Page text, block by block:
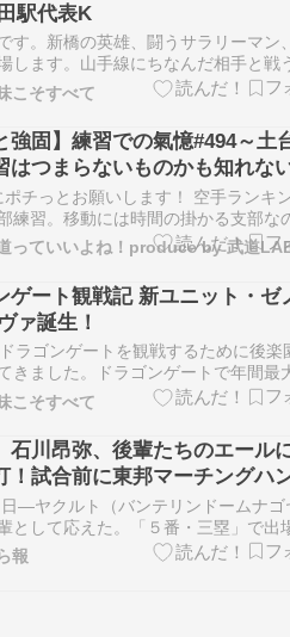
駅代表K
す。新橋の英雄、闘うサラリーマン
します。山手線にちなんだ相手と戦
研修、山手線迷勝負数え唄、第４弾
ですか、戦いのタイトルが長いよ。
傘でゴルフのスイングをする新橋二
試合前のマイクです。新橋二郎…
こそすべて
強固】練習での氣憶#494～土
はつまらないものかも知れな
いてくる～
ポチっとお願いします！ 空手ランキ
練習。移動には時間の掛かる支部な
びながらの移動でした。早めに出て
らの移動でしたがいつもの同じ様な
。着いてから作業しておりました。
（笑） 支部練習の前に全日…
っていいよね！produce by 武道
ゲート観戦記 新ユニット・ゼ
ァ誕生！
ラゴンゲートを観戦するために後楽
きました。ドラゴンゲートで年間最
戸ワールド記念ホール大会が終わり
闘いが始まります。まずはタッグリ
ら1ヶ月始まります。 また今大会で
ラゴンゲートから離れます。…
こそすべて
石川昂弥、後輩たちのエール
！試合前に東邦マーチングハ
大合奏！！
―ヤクルト（バンテリンドームナゴ
として応えた。「５番・三塁」で出
昂弥内野手が貴重な追加点の適時打
差に詰め寄られた直後の５回だった。
報